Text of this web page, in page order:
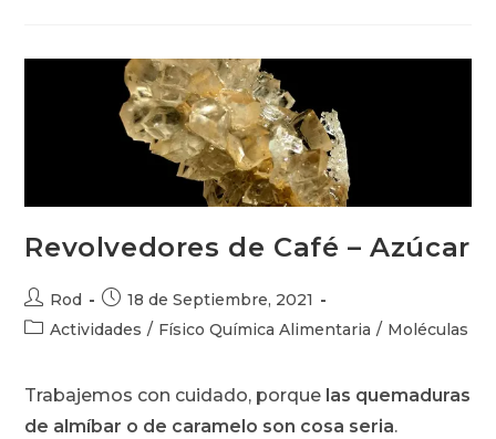
Revolvedores de Café – Azúcar
Autor
de
Rod
Publicación
de
18 de Septiembre, 2021
Categoría
entrada:
Actividades / Físico Química Alimentaria / Moléculas
Trabajemos con cuidado, porque las quemaduras
de almíbar o de caramelo son cosa seria.